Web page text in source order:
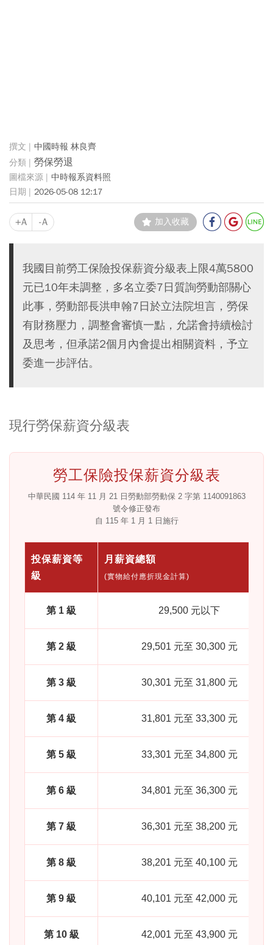
中國時報 林良齊
勞保勞退
中時報系資料照
2026-05-08 12:17
+A -A 加入收藏
我國目前勞工保險投保薪資分級表上限4萬5800
元已10年未調整，多名立委7日質詢勞動部關心
此事，勞動部長洪申翰7日於立法院坦言，勞保
有財務壓力，調整會審慎一點，允諾會持續檢討
及思考，但承諾2個月內會提出相關資料，予立
委進一步評估。
現行勞保薪資分級表
勞工保險投保薪資分級表
中華民國 114 年 11 月 21 日勞動部勞動保 2 字第 1140091863
號令修正發布
自 115 年 1 月 1 日施行
投保薪資等
級
月薪資總額
(實物給付應折現金計算)
第 1 級 29,500 元以下
第 2 級 29,501 元至 30,300 元
第 3 級 30,301 元至 31,800 元
第 4 級 31,801 元至 33,300 元
第 5 級 33,301 元至 34,800 元
第 6 級 34,801 元至 36,300 元
第 7 級 36,301 元至 38,200 元
第 8 級 38,201 元至 40,100 元
第 9 級 40,101 元至 42,000 元
第 10 級 42,001 元至 43,900 元